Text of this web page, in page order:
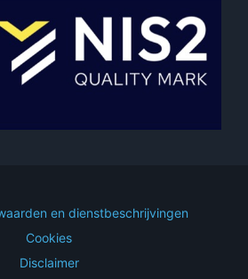
en dienstbeschrijvingen
Cookies
Disclaimer